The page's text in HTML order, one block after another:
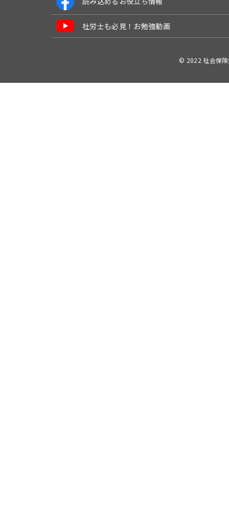
社労士も必見！お勉強動画
© 2022 社会保